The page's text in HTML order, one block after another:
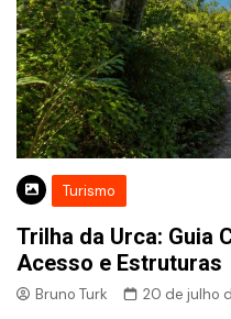
Turismo
Trilha da Urca: Guia
Acesso e Estruturas
Bruno Turk 20 de julho